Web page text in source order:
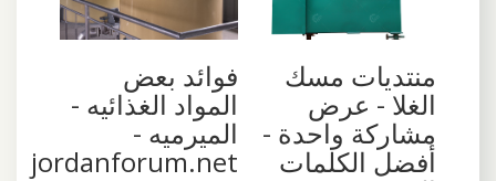
منتديات مسك
الغلا - عرض
مشاركة واحدة -
أفضل الكلمات
فوائد بعض
المواد الغذائيه -
الميرميه -
jordanforum.net